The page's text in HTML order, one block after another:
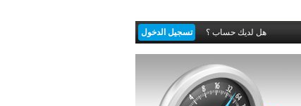
هل لديك حساب ؟ تسجيل الدخول